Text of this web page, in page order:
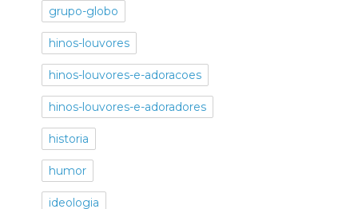
grupo-globo
hinos-louvores
hinos-louvores-e-adoracoes
hinos-louvores-e-adoradores
historia
humor
ideologia